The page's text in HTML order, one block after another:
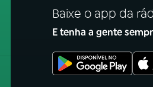
Baixe o app da
E tenha a gente